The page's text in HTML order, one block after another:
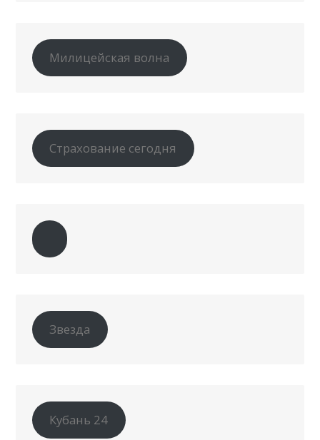
Милицейская волна
Страхование сегодня
Звезда
Кубань 24